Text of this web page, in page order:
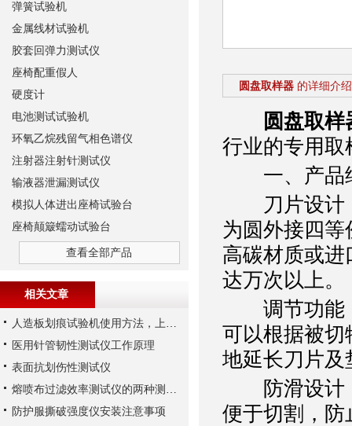
圆盘取样器 的详细介绍
圆盘取样
行业的专用取
一、产品
刀片设计
为圆外接四
高碳材质或
达万次以上。
调节功能
可以根据被切
地延长刀片及
防滑设计：
便于切割，防
弹簧试验机
金属线材试验机
胶套回弹力测试仪
座椅配重假人
硬度计
电池测试试验机
环氧乙烷残留气相色谱仪
注射器注射针测试仪
输液器泄漏测试仪
模拟人体进出座椅试验台
座椅颠簸蠕动试验台
查看全部产品
相关文章
人造板划痕试验机使用方法，上海千实的T111为例
医用针管韧性测试仪工作原理
表面抗划伤性测试仪
熔喷布过滤效率测试仪的两种测试方法，一文了解
防护服撕破强度仪安装注意事项